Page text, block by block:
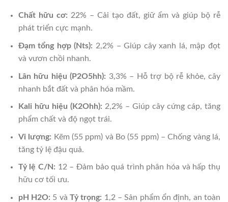
Chất hữu cơ: 22% – Cải tạo đất, giữ ẩm và giúp bộ rễ
phát triển cực mạnh.
Đạm tổng hợp (Nts): 2,2% – Giúp cây xanh lá, mập đọt
và vươn chồi nhanh.
Lân hữu hiệu (P2O5hh): 3,3% – Hỗ trợ bộ rễ khỏe, cây
nhanh bắt đất và phân hóa mầm.
Kali hữu hiệu (K2Ohh): 2,2% – Giúp cây cứng cáp, tăng
phẩm chất và độ ngọt trái.
Vi lượng: Kẽm (55 ppm) và Bo (55 ppm) – Chống vàng lá,
tăng tỷ lệ đậu quả.
Tỷ lệ C/N: 12 – Đảm bảo quá trình phân hóa và hấp thụ
hữu cơ tối ưu.
pH H2O: 5 vàTỷ trọng: 1,2 – Sản phẩm ổn định, an toàn